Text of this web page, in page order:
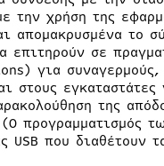
την χρήση της
απομακρυσμένα το
σε
για συναγερμούς,
στους
της
(Ο προγραμματισμός
USB που διαθέτουν